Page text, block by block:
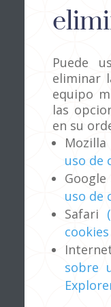
Puede
eliminar
equipo
las
en su
uso de
Google
uso de
Safari
sobre